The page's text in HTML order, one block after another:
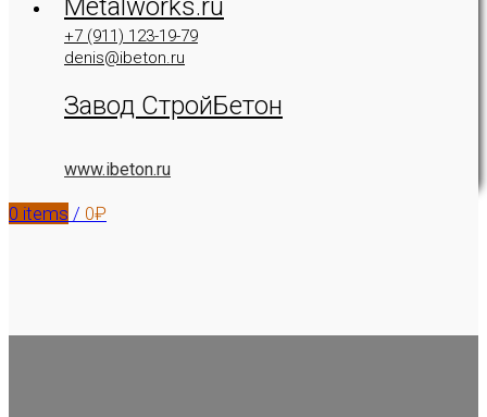
Metalworks.ru
+7 (911) 123-19-79
denis@ibeton.ru
Завод СтройБетон
www.ibeton.ru
0 items / 0₽